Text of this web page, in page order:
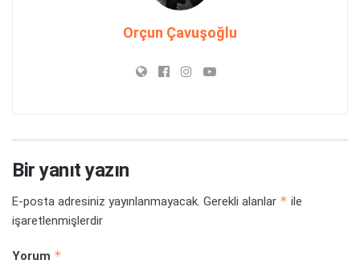
Orçun Çavuşoğlu
Bir yanıt yazın
E-posta adresiniz yayınlanmayacak. Gerekli alanlar * ile
işaretlenmişlerdir
Yorum *